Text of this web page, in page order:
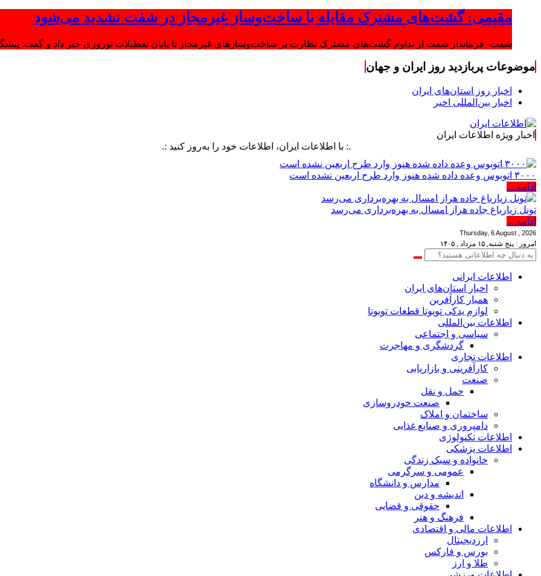
مقیمی: گشت‌های مشترک مقابله با ساخت‌وساز غیرمجاز در شفت تشدید می‌شود
شفت- فرماندار شفت از تداوم گشت‌های مشترک نظارت بر ساخت‌وسازهای غیرمجاز تا پایان تعطیلات نوروزی خبر داد و گفت:
موضوعات پربازدید روز ایران و جهان
اخبار روز استان‌های ایران
اخبار بین‌المللی اخیر
اخبار ویژه اطلاعات ایران
.: با اطلاعات ایران، اطلاعات خود را به‌روز کنید :.
۳۰۰۰ اتوبوس وعده داده شده هنوز وارد طرح اربعین نشده است
ادامه ...
تونل زیارباغ جاده هراز امسال به بهره‌برداری می‌رسد
ادامه ...
Thursday, 6 August , 2026
امروز : پنج شنبه, ۱۵ مرداد , ۱۴۰۵
اطلاعات‌ ‎ایرانی
اخبار استان‌های ایران
همیار کارآفرین
لوازم یدکی تویوتا قطعات تویوتا
اطلاعات بین‌المللی
سیاسی و اجتماعی
گردشگری و مهاجرت
اطلاعات تجاری
کارآفرینی و بازاریابی
صنعت
حمل و نقل
صنعت خودروسازی
ساختمان و املاک
دامپروری و صنایع غذایی
اطلاعات تکنولوژی
اطلاعات پزشکی
خانواده و سبک زندگی
عمومی و سرگرمی
مدارس و دانشگاه
اندیشه و دین
حقوقی و قضایی
فرهنگ و هنر
اطلاعات مالی و اقتصادی
ارزدیجیتال
بورس و فارکس
طلا و ارز